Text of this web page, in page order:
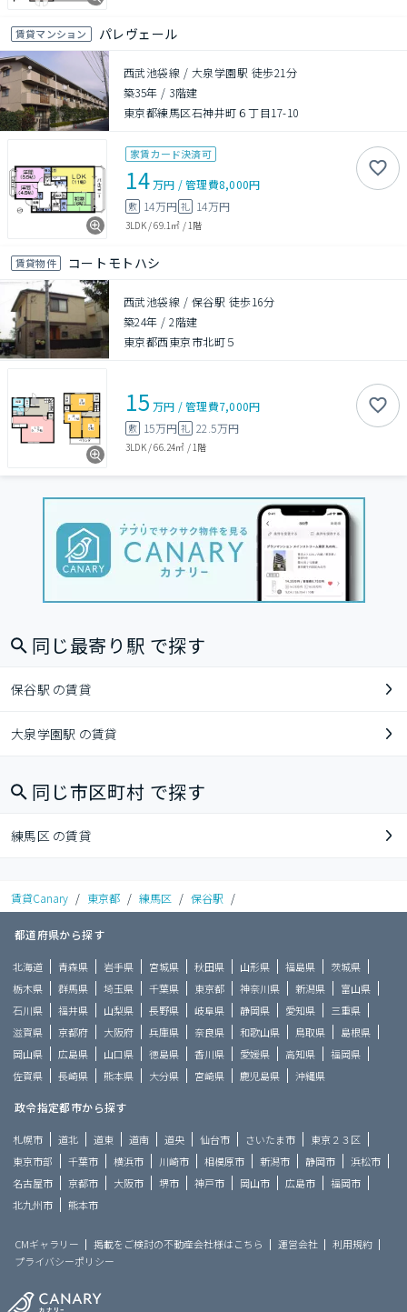
賃貸マンション パレヴェール
西武池袋線 / 大泉学園駅 徒歩21分
築35年 / 3階建
東京都練馬区石神井町６丁目17-10
家賃カード決済可
14万円 /管理費8,000円
敷 14万円 礼 14万円
3LDK/69.1㎡ /1階
賃貸物件 コートモトハシ
西武池袋線 / 保谷駅 徒歩16分
築24年 /2階建
東京都西東京市北町５
15 万円 /管理費7,000円
敷 15万円 礼 22.5万円
3LDK/66.24㎡ / 1階
同じ最寄り駅 で探す
保谷駅 の賃貸
大泉学園駅 の賃貸
同じ市区町村 で探す
練馬区 の賃貸
賃貸Canary / 東京都 / 練馬区 / 保谷駅 /
都道府県から探す
北海道 青森県 岩手県 宮城県 秋田県 山形県 福島県
茨城県
栃木県
群馬県 埼玉県 千葉県 東京都 神奈川県 新潟県
富山県
石川県
福井県 山梨県 長野県 岐阜県 静岡県 愛知県
三重県
滋賀県
京都府 大阪府 兵庫県 奈良県 和歌山県 鳥取県
島根県
岡山県
広島県 山口県 徳島県 香川県 愛媛県 高知県
福岡県
佐賀県
長崎県 熊本県 大分県 宮崎県 鹿児島県 沖縄県
政令指定都市から探す
札幌市 道北 道東 道南 道央 仙台市 さいたま市
東京２３区
東京市部
千葉市 横浜市 川崎市 相模原市 新潟市 静岡市
浜松市
名古屋市
京都市 大阪市 堺市 神戸市 岡山市 広島市
福岡市
北九州市
熊本市
CMギャラリー 掲載をご検討の不動産会社様はこちら 運営会社
利用規約
プライバシーポリシー